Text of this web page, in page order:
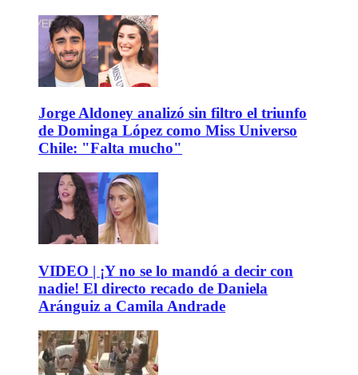
Jorge Aldoney analizó sin filtro el triunfo
de Dominga López como Miss Universo
Chile: "Falta mucho"
VIDEO | ¡Y no se lo mandó a decir con
nadie! El directo recado de Daniela
Aránguiz a Camila Andrade